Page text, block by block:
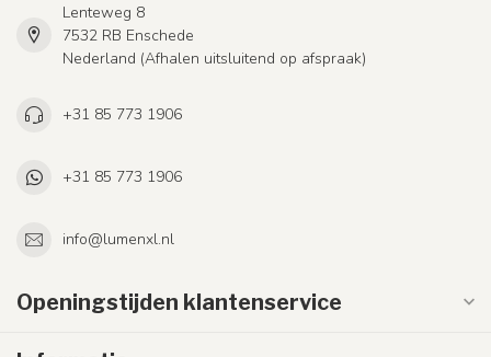
Lenteweg 8
7532 RB Enschede
Nederland (Afhalen uitsluitend op afspraak)
+31 85 773 1906
+31 85 773 1906
info@lumenxl.nl
Openingstijden klantenservice